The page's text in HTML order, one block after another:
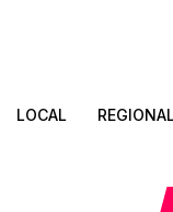
LOCAL REGIONAL